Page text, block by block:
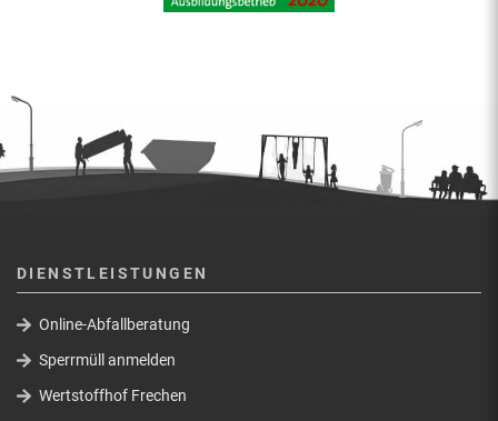
DIENSTLEISTUNGEN
Online-Abfallberatung
Sperrmüll anmelden
Wertstoffhof Frechen